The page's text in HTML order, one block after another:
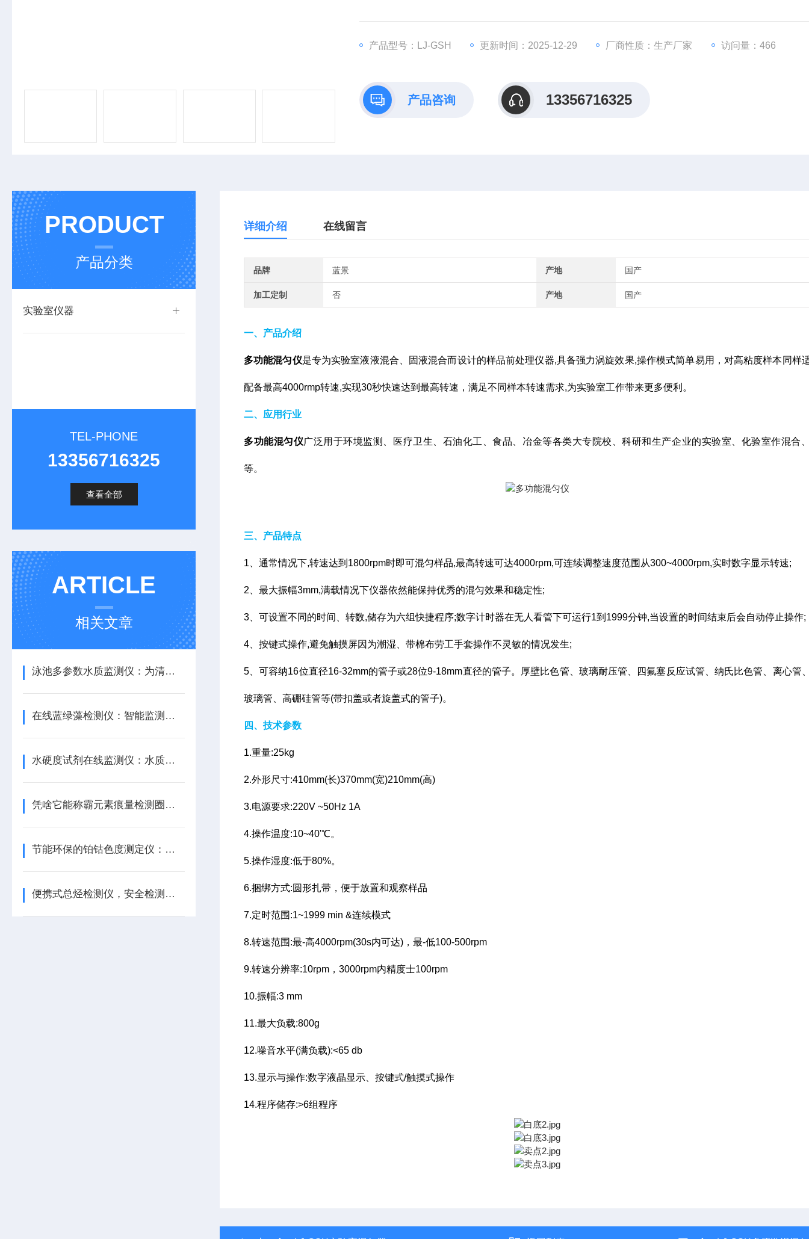
产品型号：LJ-GSH 更新时间：2025-12-29 厂商性质：生产厂家 访问量：466
产品咨询 13356716325
PRODUCT
产品分类
实验室仪器
TEL-PHONE
13356716325
查看全部
ARTICLE
相关文章
泳池多参数水质监测仪：为清洁水世界护航
在线蓝绿藻检测仪：智能监测，守护水之美
水硬度试剂在线监测仪：水质监测的智能之选
凭啥它能称霸元素痕量检测圈？这款原子荧光光度计有答案
节能环保的铂钴色度测定仪：精准测量与绿色理念的完-美结合
便携式总烃检测仪，安全检测新利器
详细介绍 在线留言
品牌 蓝景 产地 国产
加工定制 否 产地 国产
一、产品介绍
多功能混匀仪是专为实验室液液混合、固液混合而设计的样品前处理仪器,具备强力涡旋效果,操作模式简单易用，对高粘度样本同样
配备最高4000rmp转速,实现30秒快速达到最高转速，满足不同样本转速需求,为实验室工作带来更多便利。
二、应用行业
多功能混匀仪广泛用于环境监测、医疗卫生、石油化工、食品、冶金等各类大专院校、科研和生产企业的实验室、化验室作混合
等。
三、产品特点
1、通常情况下,转速达到1800rpm时即可混匀样品,最高转速可达4000rpm,可连续调整速度范围从300~4000rpm,实时数字显示转速;
2、最大振幅3mm,满载情况下仪器依然能保持优秀的混匀效果和稳定性;
3、可设置不同的时间、转数,储存为六组快捷程序;数字计时器在无人看管下可运行1到1999分钟,当设置的时间结束后会自动停止操作;
4、按键式操作,避免触摸屏因为潮湿、带棉布劳工手套操作不灵敏的情况发生;
5、可容纳16位直径16-32mm的管子或28位9-18mm直径的管子。厚壁比色管、玻璃耐压管、四氟塞反应试管、纳氏比色管、离心管
玻璃管、高硼硅管等(带扣盖或者旋盖式的管子)。
四、技术参数
1.重量:25kg
2.外形尺寸:410mm(长)370mm(宽)210mm(高)
3.电源要求:220V ~50Hz 1A
4.操作温度:10~40'℃。
5.操作湿度:低于80%。
6.捆绑方式:圆形扎带，便于放置和观察样品
7.定时范围:1~1999 min &连续模式
8.转速范围:最-高4000rpm(30s内可达)，最-低100-500rpm
9.转速分辨率:10rpm，3000rpm内精度士100rpm
10.振幅:3 mm
11.最大负载:800g
12.噪音水平(满负载):<65 db
13.显示与操作:数字液晶显示、按键式/触摸式操作
14.程序储存:>6组程序